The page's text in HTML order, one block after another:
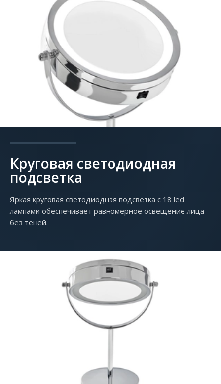
Круговая светодиодная
подсветка
Яркая круговая светодиодная подсветка с 18 led
лампами обеспечивает равномерное освещение лица
без теней.